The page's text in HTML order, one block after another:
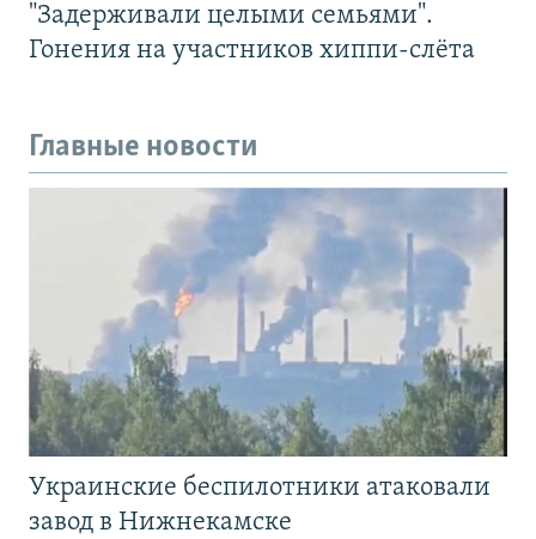
"Задерживали целыми семьями".
Гонения на участников хиппи-слёта
Главные новости
Украинские беспилотники атаковали
завод в Нижнекамске